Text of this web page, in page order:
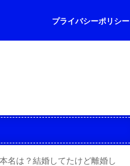
プライバシーポリシー
名は？結婚してたけど離婚し